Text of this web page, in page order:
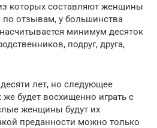
которых составляют женщины
по отзывам, у большинства
минимум десяток
подруг, друга,
лет, но следующее
будет восхищенно играть с
женщины будут их
преданности можно только